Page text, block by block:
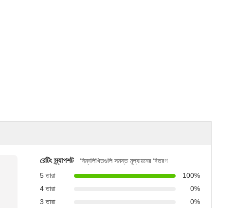
রেটিং স্ন্যাপশট
নিম্নলিখিতগুলি সমস্ত মূল্যায়নের বিতরণ
5 তারা
100%
4 তারা
0%
3 তারা
0%